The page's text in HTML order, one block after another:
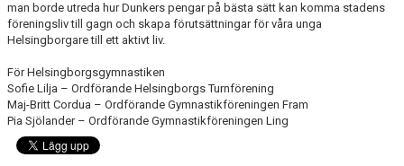
man borde utreda hur Dunkers pengar på bästa sätt kan komma stadens
föreningsliv till gagn och skapa förutsättningar för våra unga
Helsingborgare till ett aktivt liv.
För Helsingborgsgymnastiken
Sofie Lilja – Ordförande Helsingborgs Turnförening
Maj-Britt Cordua – Ordförande Gymnastikföreningen Fram
Pia Sjölander – Ordförande Gymnastikföreningen Ling